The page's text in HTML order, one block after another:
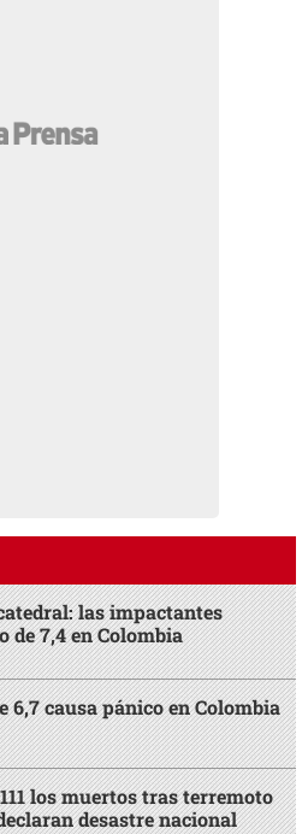
las impactantes
de 7,4 en Colombia
6,7 causa pánico en Colombia
los muertos tras terremoto
desastre nacional